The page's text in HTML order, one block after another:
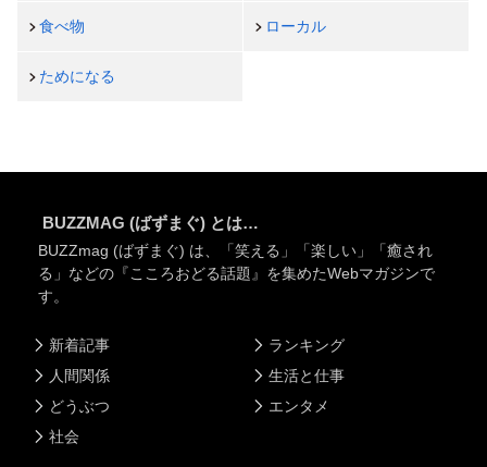
食べ物 ローカル
ためになる
BUZZMAG (ばずまぐ) とは…
BUZZmag (ばずまぐ) は、「笑える」「楽しい」「癒され
る」などの『こころおどる話題』を集めたWebマガジンで
す。
新着記事
人間関係
どうぶつ
社会
ランキング
生活と仕事
エンタメ